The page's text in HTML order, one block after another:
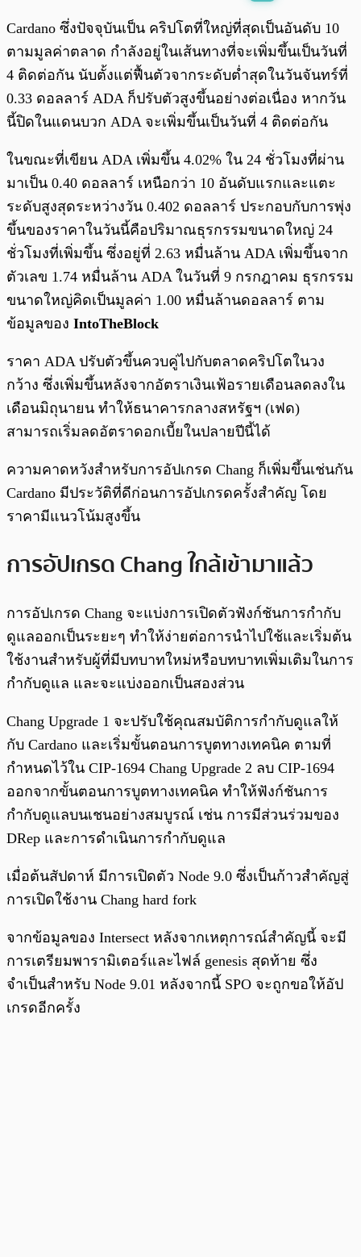
พร้อมเล่น 0:00/ 0:00
Cardano ซึ่งปัจจุบันเป็น คริปโตที่ใหญ่ที่สุดเป็นอันดับ 10
ตามมูลค่าตลาด กำลังอยู่ในเส้นทางที่จะเพิ่มขึ้นเป็นวันที่
4 ติดต่อกัน นับตั้งแต่ฟื้นตัวจากระดับต่ำสุดในวันจันทร์ที่
0.33 ดอลลาร์ ADA ก็ปรับตัวสูงขึ้นอย่างต่อเนื่อง หากวัน
นี้ปิดในแดนบวก ADA จะเพิ่มขึ้นเป็นวันที่ 4 ติดต่อกัน
ในขณะที่เขียน ADA เพิ่มขึ้น 4.02% ใน 24 ชั่วโมงที่ผ่าน
มาเป็น 0.40 ดอลลาร์ เหนือกว่า 10 อันดับแรกและแตะ
ระดับสูงสุดระหว่างวัน 0.402 ดอลลาร์ ประกอบกับการพุ่ง
ขึ้นของราคาในวันนี้คือปริมาณธุรกรรมขนาดใหญ่ 24
ชั่วโมงที่เพิ่มขึ้น ซึ่งอยู่ที่ 2.63 หมื่นล้าน ADA เพิ่มขึ้นจาก
ตัวเลข 1.74 หมื่นล้าน ADA ในวันที่ 9 กรกฎาคม ธุรกรรม
ขนาดใหญ่คิดเป็นมูลค่า 1.00 หมื่นล้านดอลลาร์ ตาม
ข้อมูลของ IntoTheBlock
ราคา ADA ปรับตัวขึ้นควบคู่ไปกับตลาดคริปโตในวง
กว้าง ซึ่งเพิ่มขึ้นหลังจากอัตราเงินเฟ้อรายเดือนลดลงใน
เดือนมิถุนายน ทำให้ธนาคารกลางสหรัฐฯ (เฟด)
สามารถเริ่มลดอัตราดอกเบี้ยในปลายปีนี้ได้
ความคาดหวังสำหรับการอัปเกรด Chang ก็เพิ่มขึ้นเช่นกัน
Cardano มีประวัติที่ดีก่อนการอัปเกรดครั้งสำคัญ โดย
ราคามีแนวโน้มสูงขึ้น
การอัปเกรด Chang ใกล้เข้ามาแล้ว
การอัปเกรด Chang จะแบ่งการเปิดตัวฟังก์ชันการกำกับ
ดูแลออกเป็นระยะๆ ทำให้ง่ายต่อการนำไปใช้และเริ่มต้น
ใช้งานสำหรับผู้ที่มีบทบาทใหม่หรือบทบาทเพิ่มเติมในการ
กำกับดูแล และจะแบ่งออกเป็นสองส่วน
Chang Upgrade 1 จะปรับใช้คุณสมบัติการกำกับดูแลให้
กับ Cardano และเริ่มขั้นตอนการบูตทางเทคนิค ตามที่
กำหนดไว้ใน CIP-1694 Chang Upgrade 2 ลบ CIP-1694
ออกจากขั้นตอนการบูตทางเทคนิค ทำให้ฟังก์ชันการ
กำกับดูแลบนเชนอย่างสมบูรณ์ เช่น การมีส่วนร่วมของ
DRep และการดำเนินการกำกับดูแล
เมื่อต้นสัปดาห์ มีการเปิดตัว Node 9.0 ซึ่งเป็นก้าวสำคัญสู่
การเปิดใช้งาน Chang hard fork
จากข้อมูลของ Intersect หลังจากเหตุการณ์สำคัญนี้ จะมี
การเตรียมพารามิเตอร์และไฟล์ genesis สุดท้าย ซึ่ง
จำเป็นสำหรับ Node 9.01 หลังจากนี้ SPO จะถูกขอให้อัป
เกรดอีกครั้ง